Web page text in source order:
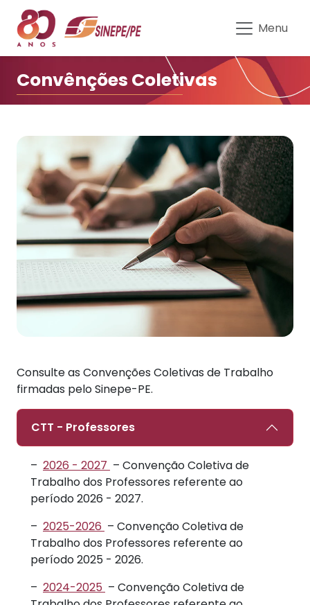
Convenções Coletivas do
Menu
Convênções Coletivas
Consulte as Convenções Coletivas de Trabalho
firmadas pelo Sinepe-PE.
CTT - Professores
– 2026 - 2027 – Convenção Coletiva de
Trabalho dos Professores referente ao
período 2026 - 2027.
– 2025-2026 – Convenção Coletiva de
Trabalho dos Professores referente ao
período 2025 - 2026.
– 2024-2025 – Convenção Coletiva de